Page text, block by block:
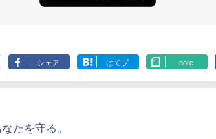
シェア はてブ note
たを守る。